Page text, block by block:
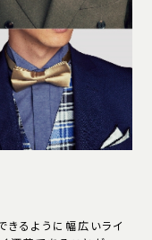
きるように幅広いライ